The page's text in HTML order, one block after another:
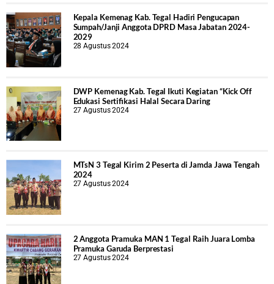
Kepala Kemenag Kab. Tegal Hadiri Pengucapan
Sumpah/Janji Anggota DPRD Masa Jabatan 2024-
2029
28 Agustus 2024
DWP Kemenag Kab. Tegal Ikuti Kegiatan “Kick Off
Edukasi Sertifikasi Halal Secara Daring
27 Agustus 2024
MTsN 3 Tegal Kirim 2 Peserta di Jamda Jawa Tengah
2024
27 Agustus 2024
2 Anggota Pramuka MAN 1 Tegal Raih Juara Lomba
Pramuka Garuda Berprestasi
27 Agustus 2024